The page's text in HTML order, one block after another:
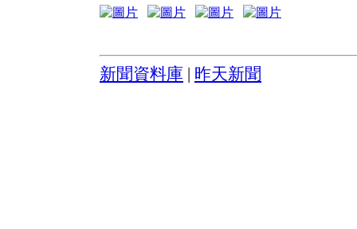
新聞資料庫 昨天新聞